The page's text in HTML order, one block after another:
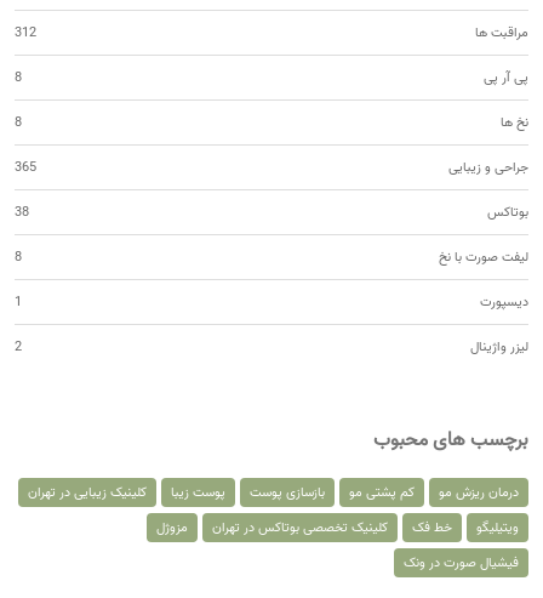
مراقبت ها 312
پی آر پی 8
نخ ها 8
جراحی و زیبایی 365
بوتاکس 38
لیفت صورت با نخ 8
دیسپورت 1
لیزر واژینال 2
برچسب های محبوب
درمان ریزش مو کم پشتی مو بازسازی پوست پوست زیبا
کلینیک زیبایی در تهران
ویتیلیگو
خط فک کلینیک تخصصی بوتاکس در تهران
مزوژل
فیشیال صورت در ونک